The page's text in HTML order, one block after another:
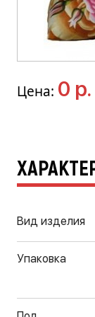
Цена: 0 р.
Вид изделия
Упаковка